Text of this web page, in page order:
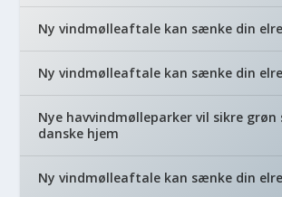
Ny vindmølleaftale kan sænke din
Ny vindmølleaftale kan sænke din
Nye havvindmølleparker vil sikre
danske hjem
Ny vindmølleaftale kan sænke din